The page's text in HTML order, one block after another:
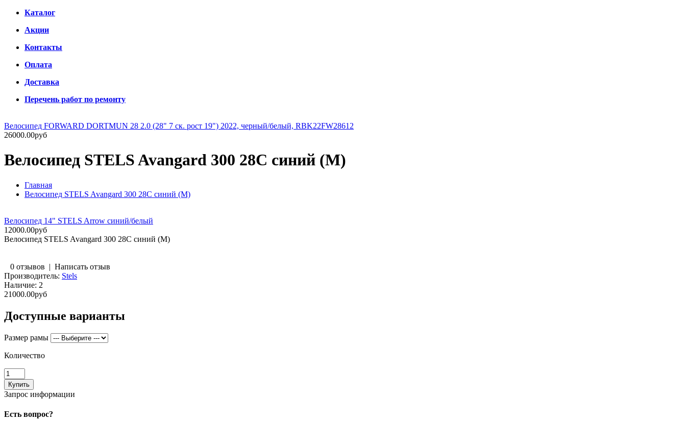
Каталог
Акции
Контакты
Оплата
Доставка
Перечень работ по ремонту
Велосипед FORWARD DORTMUN 28 2.0 (28" 7 ск. рост 19") 2022, черный/белый, RBK22FW28612
26000.00руб
Велосипед STELS Avangard 300 28C синий (М)
Главная
Велосипед STELS Avangard 300 28C синий (М)
Велосипед 14" STELS Arrow синий/белый
12000.00руб
Велосипед STELS Avangard 300 28C синий (М)
0 отзывов | Написать отзыв
Производитель: Stels
Наличие: 2
21000.00руб
Доступные варианты
Размер рамы
Количество
Запрос информации
Есть вопрос?